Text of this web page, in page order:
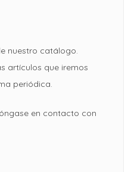
nuestro catálogo.
artículos que iremos
periódica.
en contacto con